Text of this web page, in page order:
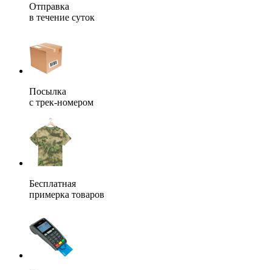
Отправка
в течение суток
Посылка
с трек-номером
Бесплатная
примерка товаров